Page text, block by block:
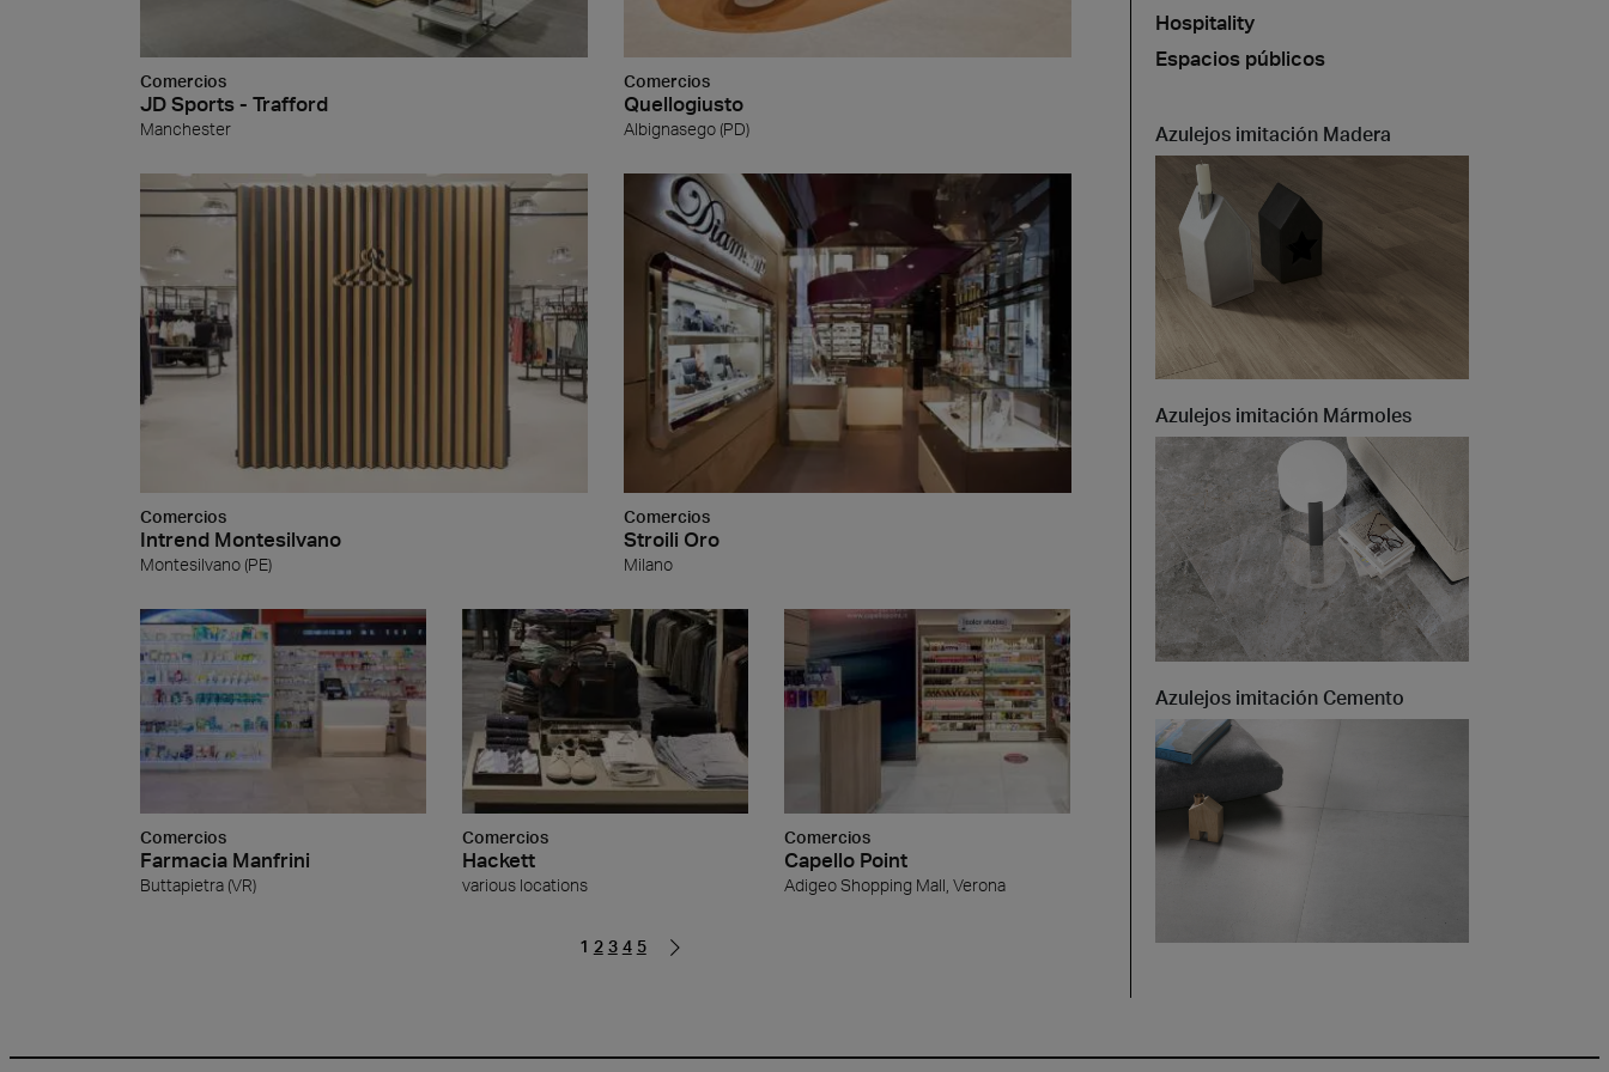
Piedra Madera
Comercios
JD Sports - Trafford
Manchester
Comercios
Quellogiusto
Albignasego (PD)
Comercios
Intrend Montesilvano
Montesilvano (PE)
Comercios
Stroili Oro
Milano
Comercios
Farmacia Manfrini
Buttapietra (VR)
Comercios
Hackett
various locations
Comercios
Capello Point
Adigeo Shopping Mall, Verona
1 2 3 4 5
Hospitality
Espacios públicos
Azulejos imitación Madera
Azulejos imitación Mármoles
Azulejos imitación Cemento